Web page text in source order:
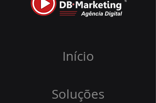
Início
Soluções